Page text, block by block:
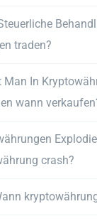
traden?
Man In
wann
crash?